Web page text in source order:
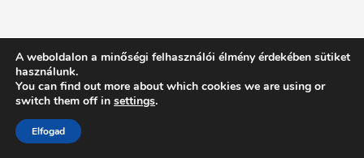
Intentionally Blank - Proudly powered by WordPress
A weboldalon a minőségi felhasználói élmény érdekében sütiket
használunk.
You can find out more about which cookies we are using or
switch them off in settings.
Elfogad